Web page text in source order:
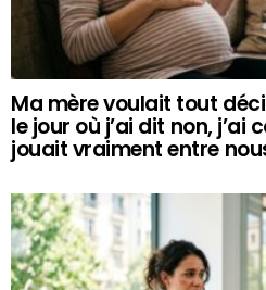
Ma mère voulait tout
le jour où j’ai dit non, j’ai
jouait vraiment entre